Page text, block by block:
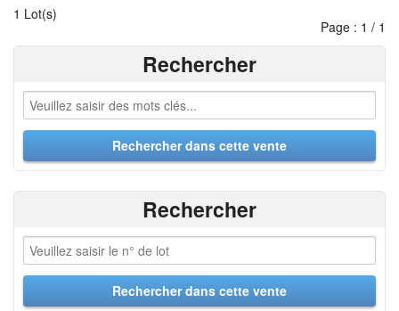
1 Lot(s)
Page : 1 / 1
Rechercher
Rechercher